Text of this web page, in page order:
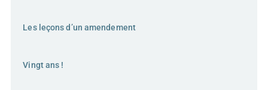
Les leçons d’un amendement
Vingt ans !